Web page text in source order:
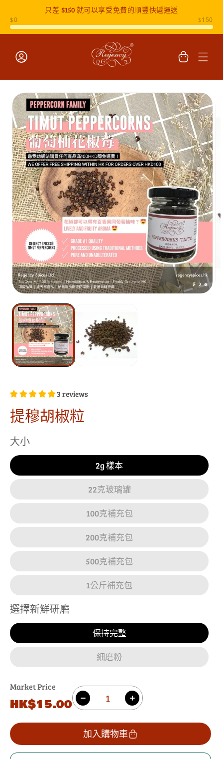
只差 $150就可以享受免費的順豐快遞運送
入
物
跳至產品
資訊
3 reviews
提穆胡椒粒
大小
2g 樣本
22克玻璃罐
100克補充包
200克補充包
500克補充包
1公斤補充包
選擇新鮮研磨
保持完整
細磨粉
Market Price
原
價
HK$15.00
數
量 減
提
穆
胡
增
提
穆
胡
加入購物車